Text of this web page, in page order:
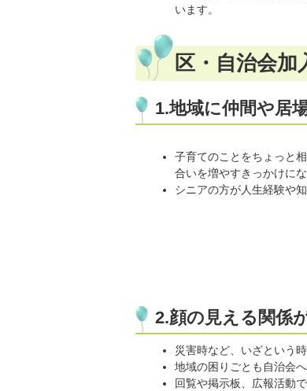
います。
区・自治会
1.地域に仲間や居
子育てのことをちょっと
合いを増やすきっかけにな
シニアの方が人生経験や
2.顔の見える関係
災害時など、いざという
地域の困りごとも自治会
回覧や掲示板、広報活動